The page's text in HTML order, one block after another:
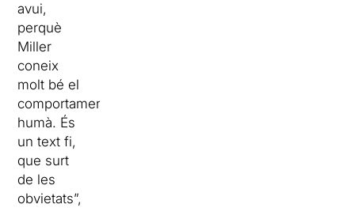
avui,
perquè
Miller
coneix
molt bé el
comportament
humà. És
un text fi,
que surt
de les
obvietats”,